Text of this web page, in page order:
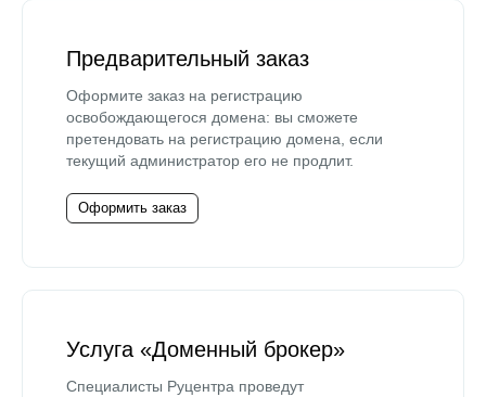
Предварительный заказ
Оформите заказ на регистрацию
освобождающегося домена: вы сможете
претендовать на регистрацию домена, если
текущий администратор его не продлит.
Оформить заказ
Услуга «Доменный брокер»
Специалисты Руцентра проведут